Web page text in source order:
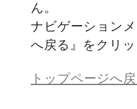
ん。
ナビゲーション
へ戻る』をクリ
トップページへ